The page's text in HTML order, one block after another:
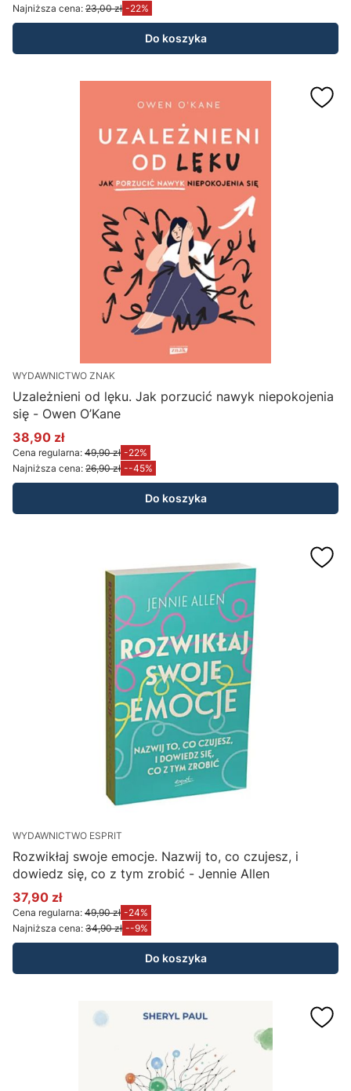
Najniższa cena: 23,00 zł -22%
Do koszyka
WYDAWNICTWO ZNAK
Uzależnieni od lęku. Jak porzucić nawyk niepokojenia
się - Owen O’Kane
Cena promocyjna
38,90 zł
Cena regularna: 49,90 zł -22%
Najniższa cena: 26,90 zł --45%
Do koszyka
WYDAWNICTWO ESPRIT
Rozwikłaj swoje emocje. Nazwij to, co czujesz, i
dowiedz się, co z tym zrobić - Jennie Allen
Cena promocyjna
37,90 zł
Cena regularna: 49,90 zł -24%
Najniższa cena: 34,90 zł --9%
Do koszyka